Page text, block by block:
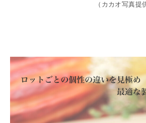
（カカオ写真提